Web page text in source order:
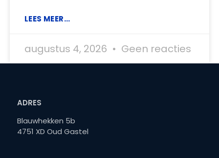
LEES MEER...
augustus 4, 2026 Geen reacties
ADRES
Blauwhekken 5b
4751 XD Oud Gastel